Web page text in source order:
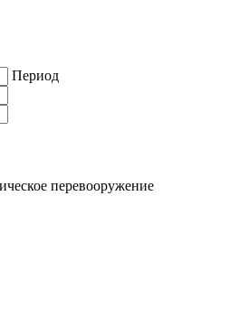
Период
перевооружение